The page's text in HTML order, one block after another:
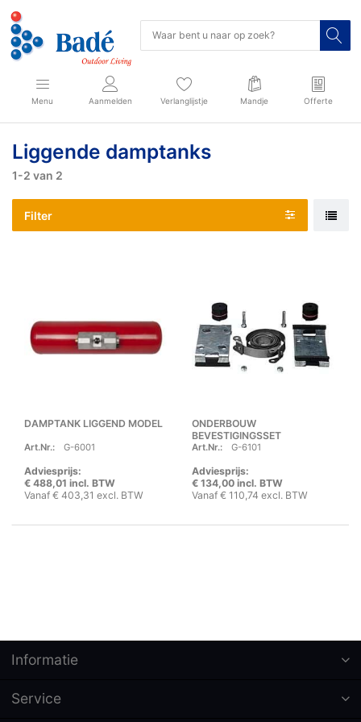
Menu Aanmelden Verlanglijstje Mandje Offerte
Liggende damptanks
1-2 van 2
Filter
DAMPTANK LIGGEND MODEL
Art.Nr.: G-6001
Adviesprijs:
€ 488,01 incl. BTW
Vanaf € 403,31 excl. BTW
ONDERBOUW
BEVESTIGINGSSET
Art.Nr.: G-6101
Adviesprijs:
€ 134,00 incl. BTW
Vanaf € 110,74 excl. BTW
Informatie
Service